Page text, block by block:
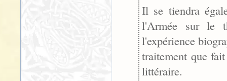
Il se tiendra
l'Armée sur le
l'expérience
traitement que
littéraire.